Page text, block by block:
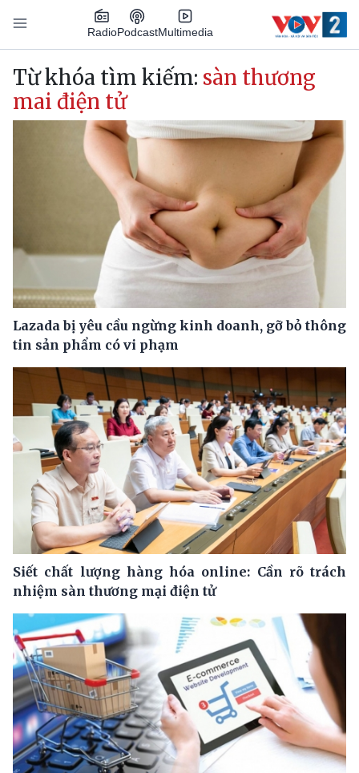
Nhảy đến nội dung
RadioPodcastMultimedia
Main navigation
Từ khóa tìm kiếm: sàn thương
mai điện tử
Lazada bị yêu cầu ngừng kinh doanh, gỡ bỏ thông
tin sản phẩm có vi phạm
Siết chất lượng hàng hóa online: Cần rõ trách
nhiệm sàn thương mại điện tử